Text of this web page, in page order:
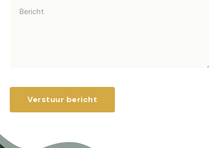
Verstuur bericht